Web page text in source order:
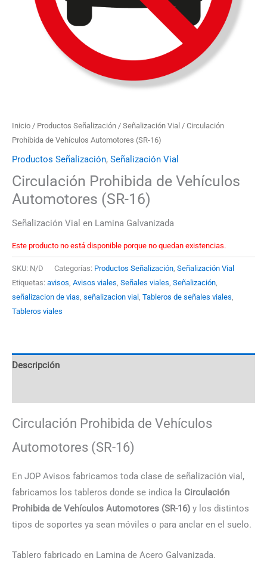
Inicio / Productos Señalización / Señalización Vial / Circulación
Prohibida de Vehículos Automotores (SR-16)
Productos Señalización, Señalización Vial
Circulación Prohibida de Vehículos
Automotores (SR-16)
Señalización Vial en Lamina Galvanizada
Este producto no está disponible porque no quedan existencias.
SKU: N/D Categorías: Productos Señalización Señalización Vial
Etiquetas: avisos Avisos viales Señales viales Señalización
señalizacion de vias señalizacion vial Tableros de señales viales
Tableros viales
Descripción
Circulación Prohibida de Vehículos
Automotores (SR-16)
En JOP Avisos fabricamos toda clase de señalización vial,
fabricamos los tableros donde se indica la Circulación
Prohibida de Vehículos Automotores (SR-16) y los distintos
tipos de soportes ya sean móviles o para anclar en el suelo.
Tablero fabricado en Lamina de Acero Galvanizada.